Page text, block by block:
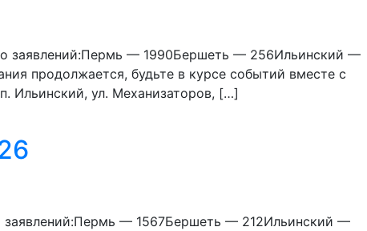
заявлений:Пермь — 1990Бершеть — 256Ильинский —
продолжается, будьте в курсе событий вместе с
Ильинский, ул. Механизаторов, […]
— 1567Бершеть — 212Ильинский —